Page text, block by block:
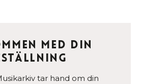
med din
tar hand om din